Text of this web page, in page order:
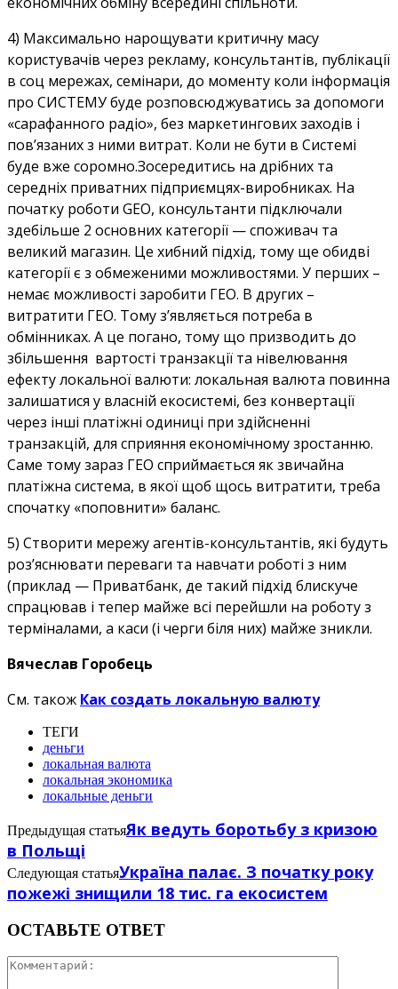
4) Максимально нарощувати критичну масу
користувачів через рекламу, консультантів, публікації
в соц мережах, семінари, до моменту коли інформація
про СИСТЕМУ буде розповсюджуватись за допомоги
«сарафанного радіо», без маркетингових заходів і
пов’язаних з ними витрат. Коли не бути в Системі
буде вже соромно.Зосередитись на дрібних та
середніх приватних підприємцях-виробниках. На
початку роботи GEO, консультанти підключали
здебільше 2 основних категорії — споживач та
великий магазин. Це хибний підхід, тому ще обидві
категорії є з обмеженими можливостями. У перших –
немає можливості заробити ГЕО. В других –
витратити ГЕО. Тому з’являється потреба в
обмінниках. А це погано, тому що призводить до
збільшення вартості транзакції та нівелювання
ефекту локальної валюти: локальная валюта повинна
залишатися у власній екосистемі, без конвертації
через інші платіжні одиниці при здійсненні
транзакцій, для сприяння економічному зростанню.
Саме тому зараз ГЕО сприймається як звичайна
платіжна система, в якої щоб щось витратити, треба
спочатку «поповнити» баланс.
5) Створити мережу агентів-консультантів, які будуть
роз’яснювати переваги та навчати роботі з ним
(приклад — Приватбанк, де такий підхід блискуче
спрацював і тепер майже всі перейшли на роботу з
терміналами, а каси (і черги біля них) майже зникли.
Вячеслав Горобець
См. також Как создать локальную валюту
ТЕГИ
деньги
локальная валюта
локальная экономика
локальные деньги
Предыдущая статьяЯк ведуть боротьбу з кризою
в Польщі
Следующая статьяУкраїна палає. З початку року
пожежі знищили 18 тис. га екосистем
ОСТАВЬТЕ ОТВЕТ